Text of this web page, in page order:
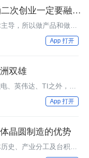
次创业一定要融大
导，所以做产品和做技
切。没有换一个角度去
。
App 打开
双雄
、英伟达、TI之外，还
App 打开
晶圆制造的优势
史、产业分工及台积电